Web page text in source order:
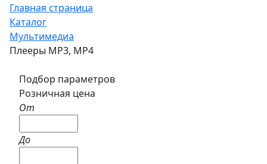
Главная страница
Каталог
Мультимедиа
Плееры MP3, MP4
Подбор параметров
Розничная цена
От
До